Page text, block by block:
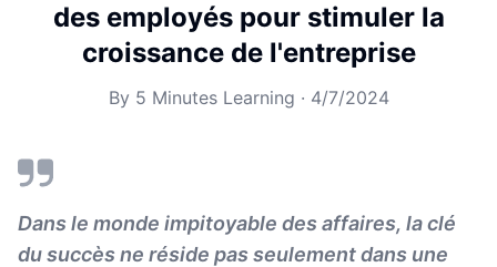
des employés pour stimuler la
croissance de l'entreprise
By 5 Minutes Learning · 4/7/2024
Dans le monde impitoyable des affaires, la clé
du succès ne réside pas seulement dans une